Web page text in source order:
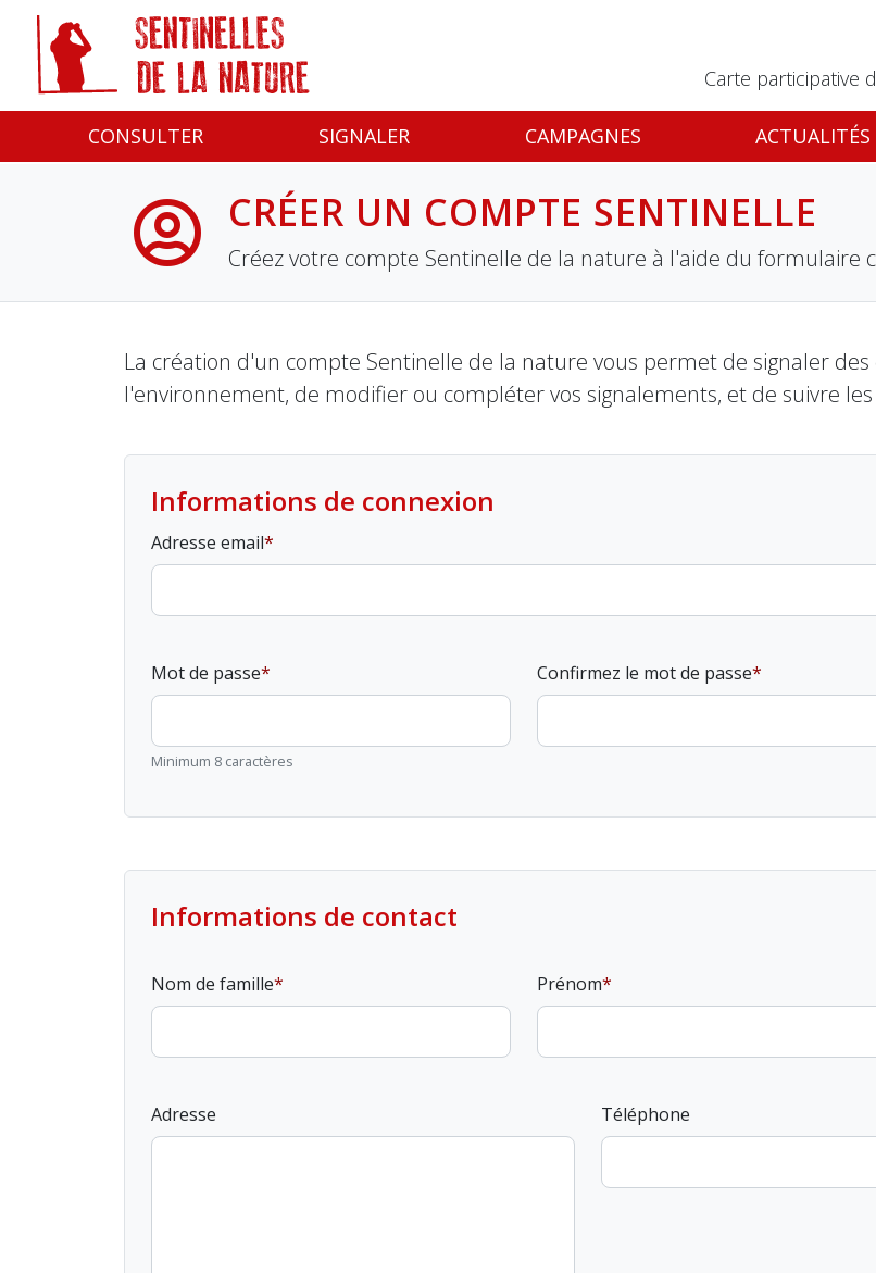
Carte participative
CONSULTER SIGNALER CAMPAGNES ACTUALITÉS
CRÉER UN COMPTE SENTINELLE
Créez votre compte Sentinelle de la nature à l'aide du formulaire
La création d'un compte Sentinelle de la nature vous permet de signaler
l'environnement, de modifier ou compléter vos signalements, et de suivre
Informations de connexion
Adresse email
Mot de passe
Minimum 8 caractères
Confirmez le mot de passe
Informations de contact
Nom de famille Prénom
Adresse Téléphone
Panneau de gestion des cookies